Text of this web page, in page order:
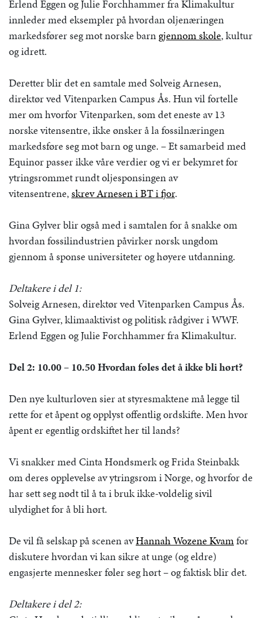
Erlend Eggen og Julie Forchhammer fra Klimakultur
innleder med eksempler på hvordan oljenæringen
markedsfører seg mot norske barn gjennom skole, kultur
og idrett.
Deretter blir det en samtale med Solveig Arnesen,
direktør ved Vitenparken Campus Ås. Hun vil fortelle
mer om hvorfor Vitenparken, som det eneste av 13
norske vitensentre, ikke ønsker å la fossilnæringen
markedsføre seg mot barn og unge. – Et samarbeid med
Equinor passer ikke våre verdier og vi er bekymret for
ytringsrommet rundt oljesponsingen av
vitensentrene,skrev Arnesen i BT i fjor.
Gina Gylver blir også med i samtalen for å snakke om
hvordan fossilindustrien påvirker norsk ungdom
gjennom å sponse universiteter og høyere utdanning.
Deltakere i del 1:
Solveig Arnesen, direktør ved Vitenparken Campus Ås.
Gina Gylver, klimaaktivist og politisk rådgiver i WWF.
Erlend Eggen og Julie Forchhammer fra Klimakultur.
Del 2: 10.00 – 10.50 Hvordan føles det å ikke bli hørt?
Den nye kulturloven sier at styresmaktene må legge til
rette for et åpent og opplyst offentlig ordskifte. Men hvor
åpent er egentlig ordskiftet her til lands?
Vi snakker med Cinta Hondsmerk og Frida Steinbakk
om deres opplevelse av ytringsrom i Norge, og hvorfor de
har sett seg nødt til å ta i bruk ikke-voldelig sivil
ulydighet for å bli hørt.
De vil få selskap på scenen avHannah Wozene Kvamfor
diskutere hvordan vi kan sikre at unge (og eldre)
engasjerte mennesker føler seg hørt – og faktisk blir det.
Deltakere i del 2: